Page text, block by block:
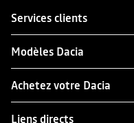
Services clients
Modèles Dacia
Achetez votre Dacia
Liens directs